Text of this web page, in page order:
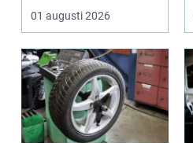
från vindkr...
01 augusti 2026